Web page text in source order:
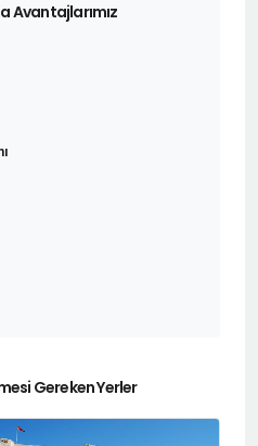
Avantajlarımız
Gereken Yerler